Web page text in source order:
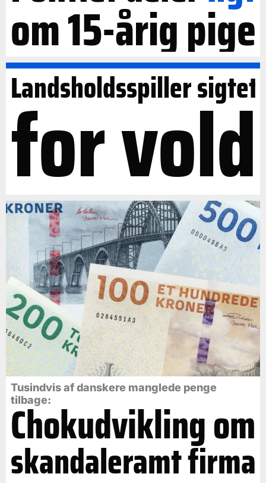
om 15-årig pige
Landsholdsspiller sigtet
for vold
Tusindvis af danskere manglede penge
tilbage:
Chokudvikling om
skandaleramt firma